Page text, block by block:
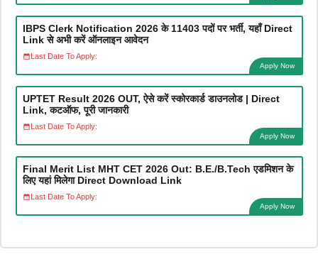
IBPS Clerk Notification 2026 के 11403 पदों पर भर्ती, यहाँ Direct
Link से अभी करें ऑनलाइन आवेदन
Last Date To Apply:
Apply Now
UPTET Result 2026 OUT, ऐसे करें स्कोरकार्ड डाउनलोड | Direct
Link, कटऑफ, पूरी जानकारी
Last Date To Apply:
Apply Now
Final Merit List MHT CET 2026 Out: B.E./B.Tech एडमिशन के
लिए यहां मिलेगा Direct Download Link
Last Date To Apply:
Apply Now